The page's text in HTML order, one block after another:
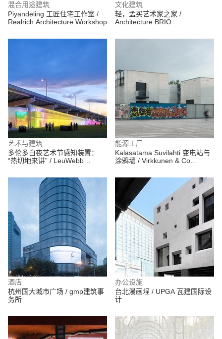
混合用途建筑
Piyandeling 工匠住宅工作室 /
Realrich Architecture Workshop
文化建筑
轻，孟买艺术家之家 /
Architecture BRIO
艺术与建筑
多伦多白夜艺术节感知装置：
“热切地来讲” / LeuWebb
Lighting
能源工厂
Kalasatama Suvilahti 变电站与
涂鸦墙 / Virkkunen & Co
酒店
杭州国大城市广场 / gmp建筑事
务所
办公设施
台北漫画埕 / UPGA 瓦建国际设
计